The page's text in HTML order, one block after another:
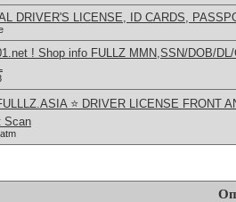
DRIVER'S LICENSE, ID CARDS,
! Shop info FULLZ MMN,SSN/DOB/
⭐️ DRIVER LICENSE FRONT
Scan